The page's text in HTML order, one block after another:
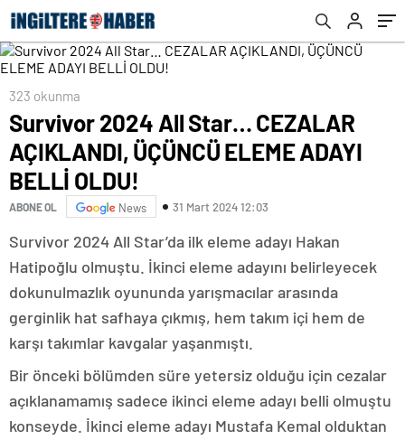
OLDU!
323 okunma
Survivor 2024 All Star… CEZALAR
AÇIKLANDI, ÜÇÜNCÜ ELEME ADAYI
BELLİ OLDU!
ABONE OL News 31 Mart 2024 12:03
Survivor 2024 All Star’da ilk eleme adayı Hakan
Hatipoğlu olmuştu. İkinci eleme adayını belirleyecek
dokunulmazlık oyununda yarışmacılar arasında
gerginlik hat safhaya çıkmış, hem takım içi hem de
karşı takımlar kavgalar yaşanmıştı.
Bir önceki bölümden süre yetersiz olduğu için cezalar
açıklanamamış sadece ikinci eleme adayı belli olmuştu
konseyde. İkinci eleme adayı Mustafa Kemal olduktan